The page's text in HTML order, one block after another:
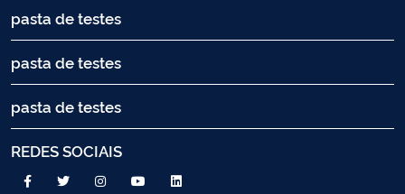
pasta de testes
pasta de testes
pasta de testes
REDES SOCIAIS